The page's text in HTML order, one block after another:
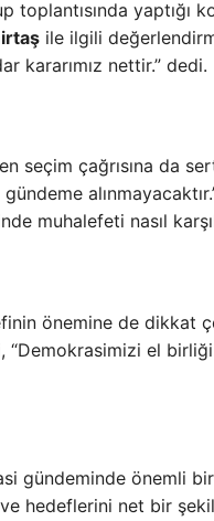
toplantısında yaptığı
ile ilgili
kararımız nettir.” dedi.
seçim çağrısına da
muhalefeti nasıl
önemine de dikkat
el birliği
gündeminde önemli
ve hedeflerini net bir